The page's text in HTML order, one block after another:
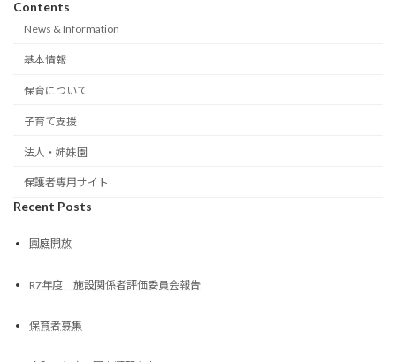
Contents
News & Information
基本情報
保育について
子育て支援
法人・姉妹園
保護者専用サイト
Recent Posts
園庭開放
R7年度 施設関係者評価委員会報告
保育者募集